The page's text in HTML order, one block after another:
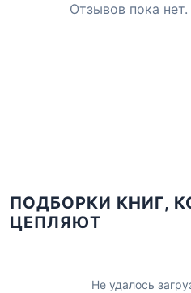
Отзывов пока
ПОДБОРКИ КНИГ,
ЦЕПЛЯЮТ
Не удалось